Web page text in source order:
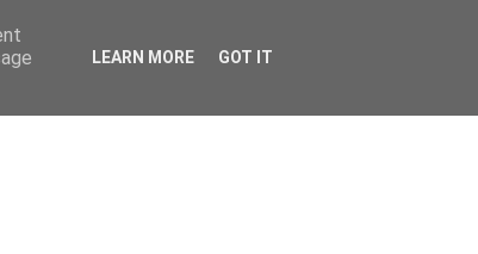
LEARN MORE GOT IT